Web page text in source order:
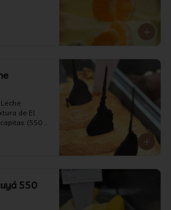
de El
(550
550